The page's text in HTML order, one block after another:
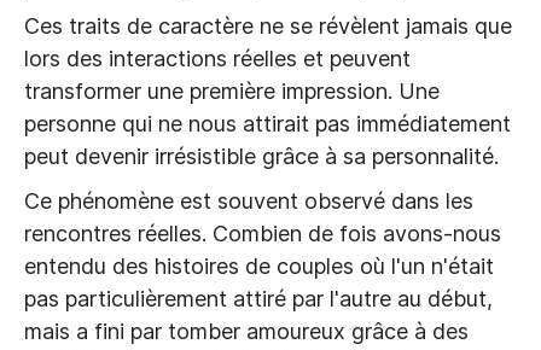
Ces traits de caractère ne se révèlent jamais que
lors des interactions réelles et peuvent
transformer une première impression. Une
personne qui ne nous attirait pas immédiatement
peut devenir irrésistible grâce à sa personnalité.
Ce phénomène est souvent observé dans les
rencontres réelles. Combien de fois avons-nous
entendu des histoires de couples où l'un n'était
pas particulièrement attiré par l'autre au début,
mais a fini par tomber amoureux grâce à des